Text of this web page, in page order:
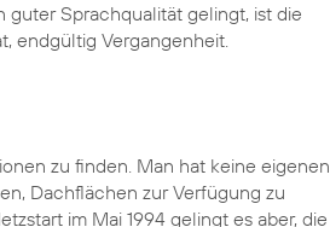
guter Sprachqualität gelingt, ist die
endgültig Vergangenheit.
zu finden. Man hat keine eigenen
Dachflächen zur Verfügung zu
im Mai 1994 gelingt es aber, die